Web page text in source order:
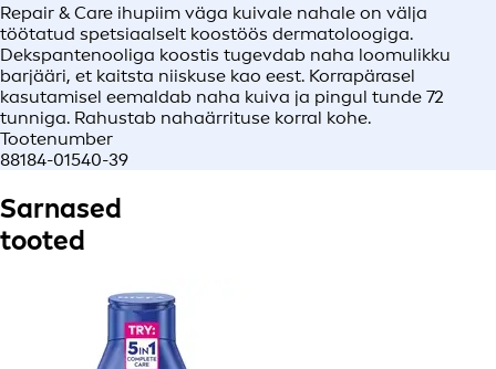
Repair & Care ihupiim väga kuivale nahale on välja
töötatud spetsiaalselt koostöös dermatoloogiga.
Dekspantenooliga koostis tugevdab naha loomulikku
barjääri, et kaitsta niiskuse kao eest. Korrapärasel
kasutamisel eemaldab naha kuiva ja pingul tunde 72
tunniga. Rahustab nahaärrituse korral kohe.
Tootenumber
88184-01540-39
Sarnased
tooted